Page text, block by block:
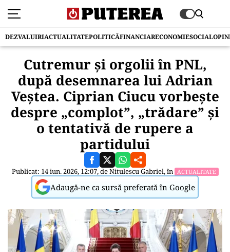
DEZVALUIRIACTUALITATEPOLITICĂFINANCIARECONOMIESOCIAL
Cutremur și orgolii în PNL,
după desemnarea lui Adrian
Veștea. Ciprian Ciucu vorbește
despre „complot”, „trădare” și
o tentativă de rupere a
partidului
Publicat: 14 iun. 2026, 12:07, deNitulescu Gabriel, în ACTUALITATE
Adaugă-ne ca sursă preferată în Google